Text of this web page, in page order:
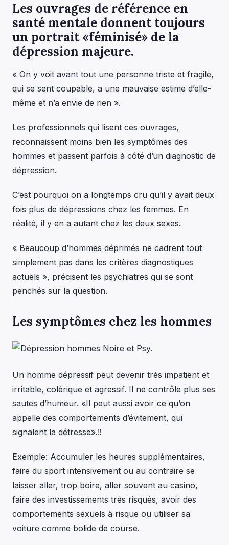
Les ouvrages de référence en
santé mentale donnent toujours
un portrait «féminisé» de la
dépression majeure.
« On y voit avant tout une personne triste et fragile,
qui se sent coupable, a une mauvaise estime d’elle-
même et n’a envie de rien ».
Les professionnels qui lisent ces ouvrages,
reconnaissent moins bien les symptômes des
hommes et passent parfois à côté d’un diagnostic de
dépression.
C’est pourquoi on a longtemps cru qu’il y avait deux
fois plus de dépressions chez les femmes. En
réalité, il y en a autant chez les deux sexes.
« Beaucoup d’hommes déprimés ne cadrent tout
simplement pas dans les critères diagnostiques
actuels », précisent les psychiatres qui se sont
penchés sur la question.
Les symptômes chez les hommes
Un homme dépressif peut devenir très impatient et
irritable, colérique et agressif. Il ne contrôle plus ses
sautes d’humeur. «Il peut aussi avoir ce qu’on
appelle des comportements d’évitement, qui
signalent la détresse».‼
Exemple: Accumuler les heures supplémentaires,
faire du sport intensivement ou au contraire se
laisser aller, trop boire, aller souvent au casino,
faire des investissements très risqués, avoir des
comportements sexuels à risque ou utiliser sa
voiture comme bolide de course.